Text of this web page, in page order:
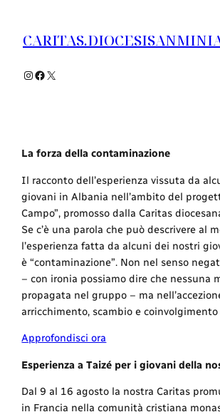
contenuto
Instagram
Facebook
X
La forza della contaminazione
Il racconto dell’esperienza vissuta da
giovani in Albania nell’ambito del
Campo”, promosso dalla Caritas
Se c’è una parola che può descrivere al
l’esperienza fatta da alcuni dei nostri
è “contaminazione”. Non nel senso
– con ironia possiamo dire che nessuna
propagata nel gruppo – ma
arricchimento, scambio e coinvolgimento
Approfondisci ora
Esperienza a Taizé per i giovani della
Dal 9 al 16 agosto la nostra Caritas
in Francia nella comunità cristiana